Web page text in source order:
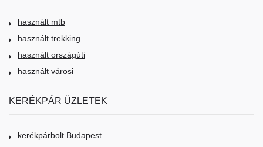
használt mtb
használt trekking
használt országúti
használt városi
KERÉKPÁR ÜZLETEK
kerékpárbolt Budapest